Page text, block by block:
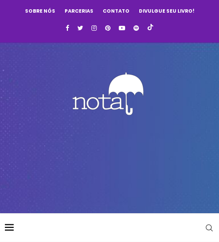
SOBRE NÓS PARCERIAS CONTATO DIVULGUE SEU LIVRO!